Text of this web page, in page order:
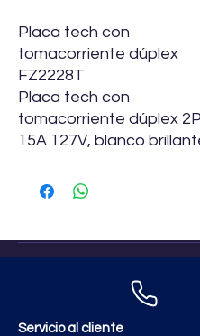
Placa tech con
tomacorriente dúplex
FZ2228T
Placa tech con
tomacorriente dúplex
15A 127V, blanco
Servicio al cliente